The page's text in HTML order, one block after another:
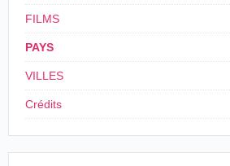
FILMS
PAYS
VILLES
Crédits